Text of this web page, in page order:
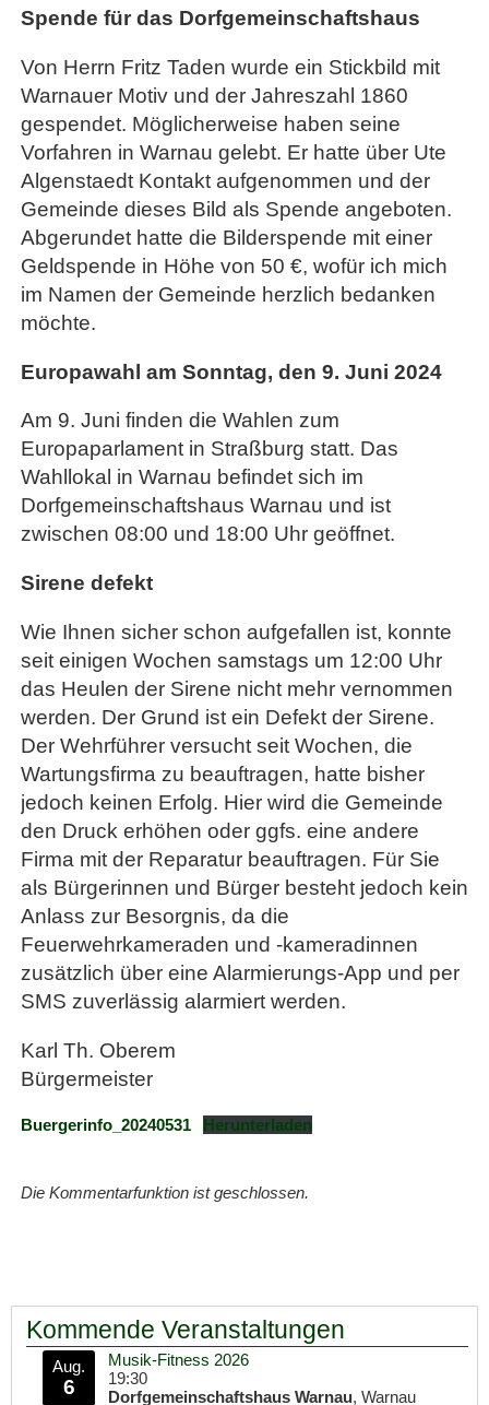
Spende für das Dorfgemeinschaftshaus
Von Herrn Fritz Taden wurde ein Stickbild mit
Warnauer Motiv und der Jahreszahl 1860
gespendet. Möglicherweise haben seine
Vorfahren in Warnau gelebt. Er hatte über Ute
Algenstaedt Kontakt aufgenommen und der
Gemeinde dieses Bild als Spende angeboten.
Abgerundet hatte die Bilderspende mit einer
Geldspende in Höhe von 50 €, wofür ich mich
im Namen der Gemeinde herzlich bedanken
möchte.
Europawahl am Sonntag, den 9. Juni 2024
Am 9. Juni finden die Wahlen zum
Europaparlament in Straßburg statt. Das
Wahllokal in Warnau befindet sich im
Dorfgemeinschaftshaus Warnau und ist
zwischen 08:00 und 18:00 Uhr geöffnet.
Sirene defekt
Wie Ihnen sicher schon aufgefallen ist, konnte
seit einigen Wochen samstags um 12:00 Uhr
das Heulen der Sirene nicht mehr vernommen
werden. Der Grund ist ein Defekt der Sirene.
Der Wehrführer versucht seit Wochen, die
Wartungsfirma zu beauftragen, hatte bisher
jedoch keinen Erfolg. Hier wird die Gemeinde
den Druck erhöhen oder ggfs. eine andere
Firma mit der Reparatur beauftragen. Für Sie
als Bürgerinnen und Bürger besteht jedoch kein
Anlass zur Besorgnis, da die
Feuerwehrkameraden und -kameradinnen
zusätzlich über eine Alarmierungs-App und per
SMS zuverlässig alarmiert werden.
Karl Th. Oberem
Bürgermeister
Buergerinfo_20240531 Herunterladen
Die Kommentarfunktion ist geschlossen.
Kommende Veranstaltungen
Aug.
6
Musik-Fitness 2026
19:30
Dorfgemeinschaftshaus Warnau, Warnau